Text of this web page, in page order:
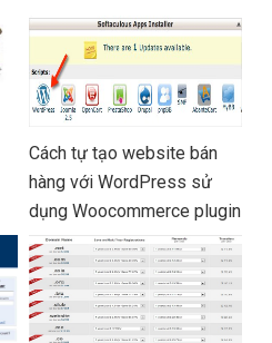
Cách tự tạo website bán
hàng với WordPress sử
dụng Woocommerce plugin